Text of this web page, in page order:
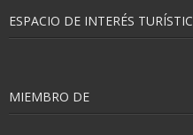
ESPACIO DE INTERÉS
MIEMBRO DE